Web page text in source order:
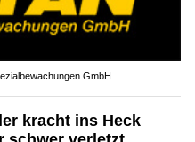
GmbH
kracht ins Heck